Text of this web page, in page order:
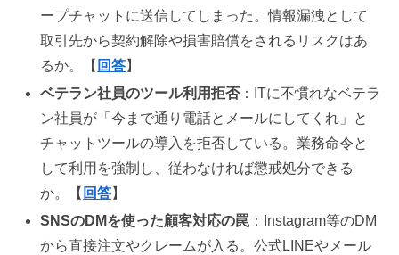
ープチャットに送信してしまった。情報漏洩として
取引先から契約解除や損害賠償をされるリスクはあ
るか。【 回答】
ベテラン社員のツール利用拒否：ITに不慣れなベテラ
ン社員が「今まで通り電話とメールにしてくれ」と
チャットツールの導入を拒否している。業務命令と
して利用を強制し、従わなければ懲戒処分できる
か。【 回答】
SNSのDMを使った顧客対応の罠 ：Instagram等のDM
から直接注文やクレームが入る。公式LINEやメール